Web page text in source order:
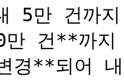
5만 건까
건**까지
**되어 내